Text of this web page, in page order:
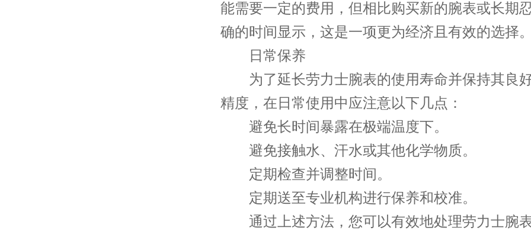
能需要一定的费用，但相比购买新的腕表或长期
确的时间显示，这是一项更为经济且有效的选择。
日常保养
为了延长劳力士腕表的使用寿命并保持其良
精度，在日常使用中应注意以下几点：
避免长时间暴露在极端温度下。
避免接触水、汗水或其他化学物质。
定期检查并调整时间。
定期送至专业机构进行保养和校准。
通过上述方法，您可以有效地处理劳力士腕